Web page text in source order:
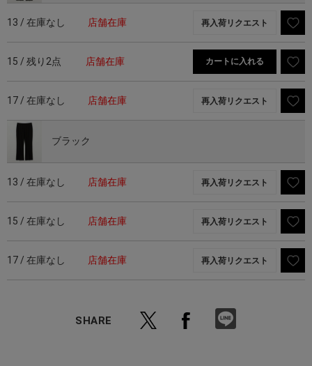
13 / 在庫なし 店舗在庫 再入荷リクエスト
15 / 残り2点 店舗在庫 カートに入れる
17 / 在庫なし 店舗在庫 再入荷リクエスト
ブラック
13 / 在庫なし 店舗在庫 再入荷リクエスト
15 / 在庫なし 店舗在庫 再入荷リクエスト
17 / 在庫なし 店舗在庫 再入荷リクエスト
SHARE